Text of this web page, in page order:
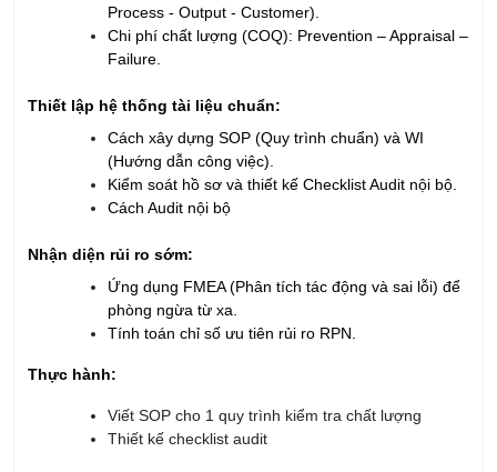
Process - Output - Customer).
Chi phí chất lượng (COQ): Prevention – Appraisal –
Failure.
Thiết lập hệ thống tài liệu chuẩn:
Cách xây dựng SOP (Quy trình chuẩn) và WI
(Hướng dẫn công việc).
Kiểm soát hồ sơ và thiết kế Checklist Audit nội bộ.
Cách Audit nội bộ
Nhận diện rủi ro sớm:
Ứng dụng FMEA (Phân tích tác động và sai lỗi) để
phòng ngừa từ xa.
Tính toán chỉ số ưu tiên rủi ro RPN.
Thực hành:
Viết SOP cho 1 quy trình kiểm tra chất lượng
Thiết kế checklist audit